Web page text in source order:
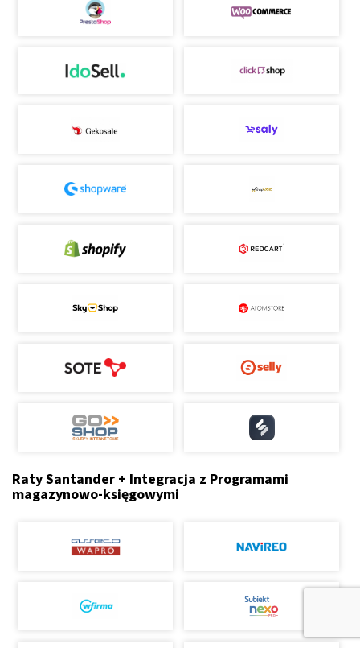
Raty Santander + Integracja z Programami
magazynowo-księgowymi